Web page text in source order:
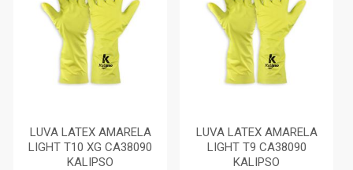
LUVA LATEX AMARELA
LIGHT T10 XG CA38090
KALIPSO
LUVA LATEX AMARELA
LIGHT T9 CA38090
KALIPSO